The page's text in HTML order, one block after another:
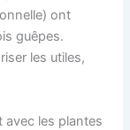
ont
guêpes.
les utiles,
avec les plantes